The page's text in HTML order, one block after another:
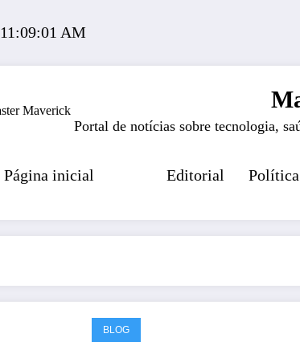
11:09:02 AM
Portal de notícias sobre tecnologia,
Página inicial Editorial
BLOG